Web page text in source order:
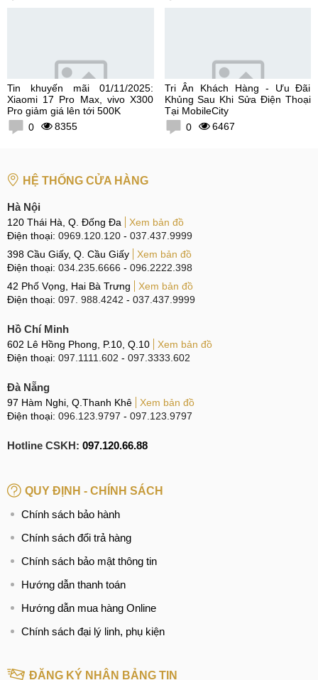
Tin khuyến mãi 01/11/2025:
Xiaomi 17 Pro Max, vivo X300
Pro giảm giá lên tới 500K
0
8355
Tri Ân Khách Hàng - Ưu Đãi
Khủng Sau Khi Sửa Điện Thoại
Tại MobileCity
0
6467
HỆ THỐNG CỬA HÀNG
Hà Nội
120 Thái Hà, Q. Đống Đa
Xem bản đồ
Điện thoại: 0969.120.120 - 037.437.9999
398 Cầu Giấy, Q. Cầu Giấy
Xem bản đồ
Điện thoại: 034.235.6666 - 096.2222.398
42 Phố Vọng, Hai Bà Trưng
Xem bản đồ
Điện thoại: 097. 988.4242 - 037.437.9999
Hồ Chí Minh
602 Lê Hồng Phong, P.10, Q.10
Xem bản đồ
Điện thoại: 097.1111.602 - 097.3333.602
Đà Nẵng
97 Hàm Nghi, Q.Thanh Khê
Xem bản đồ
Điện thoại: 096.123.9797 - 097.123.9797
Hotline CSKH: 097.120.66.88
QUY ĐỊNH - CHÍNH SÁCH
Chính sách bảo hành
Chính sách đổi trả hàng
Chính sách bảo mật thông tin
Hướng dẫn thanh toán
Hướng dẫn mua hàng Online
Chính sách đại lý linh, phụ kiện
ĐĂNG KÝ NHẬN BẢNG TIN